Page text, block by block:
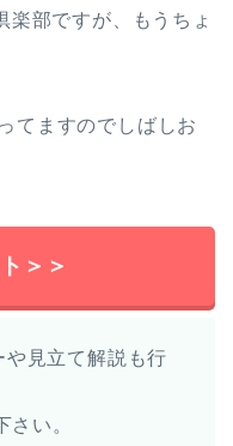
楽部ですが、もうちょ
てますのでしばしお
＞＞
見立て解説も行
さい。